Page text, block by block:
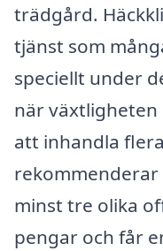
trädgård.
tjänst som
speciellt under
när växtligheten
att inhandla
minst tre olika
pengar och får